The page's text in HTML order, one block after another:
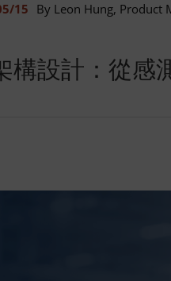
15 By Leon Hung, Product
構設計：從感